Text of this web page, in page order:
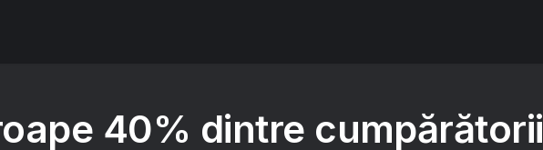
40% dintre cumpărătorii